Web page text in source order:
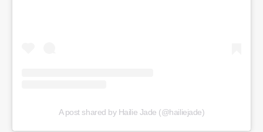
A post shared by Hailie Jade (@hailiejade)